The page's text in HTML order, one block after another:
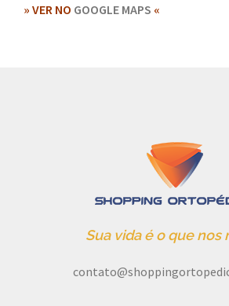
» VER NO GOOGLE MAPS «
Sua vida é o que nos